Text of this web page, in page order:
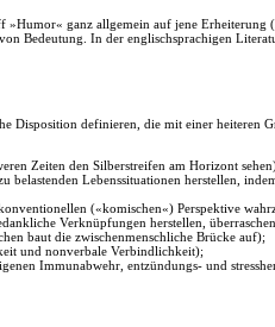
»Humor« ganz allgemein auf jene
Bedeutung. In der englischsprachigen
Disposition definieren, die mit einer
Zeiten den Silberstreifen am Horizont
belastenden Lebenssituationen herstellen,
(«komischen«) Perspektive
Verknüpfungen herstellen,
baut die zwischenmenschliche Brücke auf);
und nonverbale Verbindlichkeit);
Immunabwehr, entzündungs- und